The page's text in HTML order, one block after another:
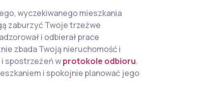
wyczekiwanego mieszkania
zaburzyć Twoje trzeźwe
i odbierał prace
zbada Twoją nieruchomość i
spostrzeżeń wprotokole odbioru.
i spokojnie planować jego